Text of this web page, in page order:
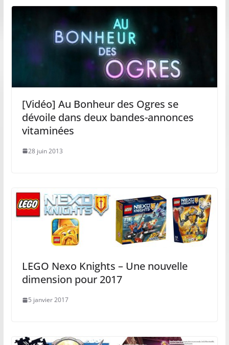
[Vidéo] Au Bonheur des Ogres se
dévoile dans deux bandes-annonces
vitaminées
28 juin 2013
LEGO Nexo Knights – Une nouvelle
dimension pour 2017
5 janvier 2017